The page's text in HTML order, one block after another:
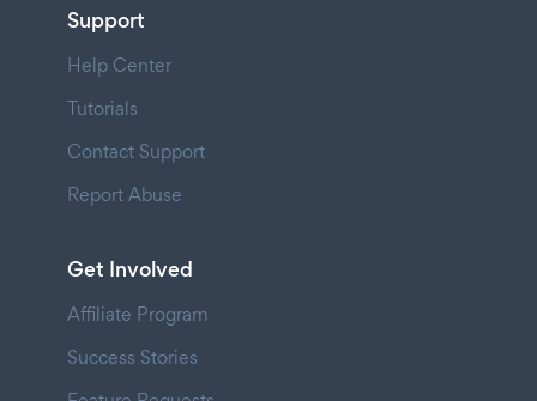
Support
Help Center
Tutorials
Contact Support
Report Abuse
Get Involved
Affiliate Program
Success Stories